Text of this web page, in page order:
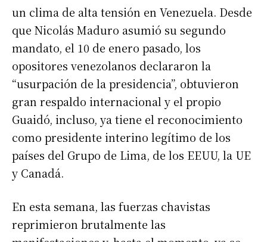
un clima de alta tensión en Venezuela. Desde
que Nicolás Maduro asumió su segundo
mandato, el 10 de enero pasado, los
opositores venezolanos declararon la
“usurpación de la presidencia”, obtuvieron
gran respaldo internacional y el propio
Guaidó, incluso, ya tiene el reconocimiento
como presidente interino legítimo de los
países del Grupo de Lima, de los EEUU, la UE
y Canadá.
En esta semana, las fuerzas chavistas
reprimieron brutalmente las